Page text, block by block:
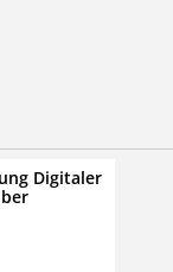
Digitaler